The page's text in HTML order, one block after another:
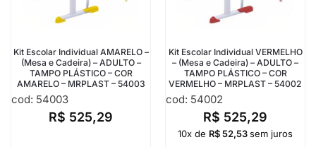
Kit Escolar Individual AMARELO –
(Mesa e Cadeira) – ADULTO –
TAMPO PLÁSTICO – COR
AMARELO – MRPLAST – 54003
cod: 54003
R$ 525,29
Kit Escolar Individual VERMELHO
– (Mesa e Cadeira) – ADULTO –
TAMPO PLÁSTICO – COR
VERMELHO – MRPLAST – 54002
cod: 54002
R$ 525,29
10x de R$52,53sem juros